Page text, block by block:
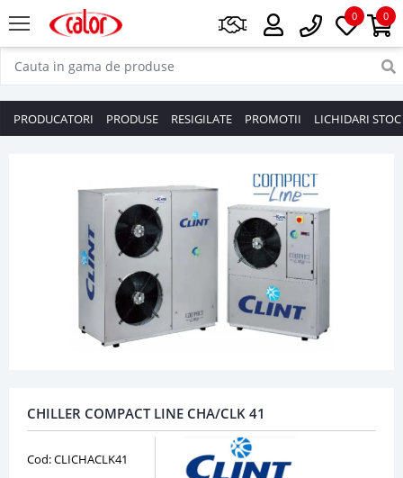
0
0
PRODUCATORI PRODUSE RESIGILATE PROMOTII LICHIDARI STOC
CHILLER COMPACT LINE CHA/CLK 41
Cod: CLICHACLK41